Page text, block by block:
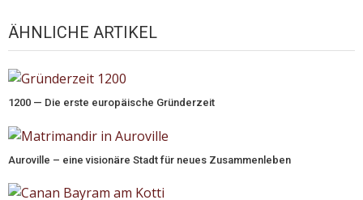
ÄHNLICHE ARTIKEL
1200 — Die erste europäische Gründerzeit
Auroville – eine visionäre Stadt für neues Zusammenleben